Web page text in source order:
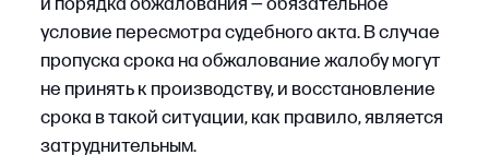
изменить его либо направить дело на новое
рассмотрение.
Сформировать комплект
приложений
После подготовки текста жалобы необходимо
собрать документы, которые подтверждают